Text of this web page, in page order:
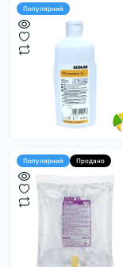
Популярний
Популярний Продано